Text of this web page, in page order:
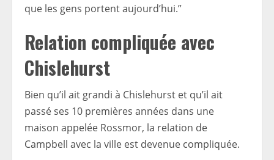
que les gens portent aujourd’hui.”
Relation compliquée avec
Chislehurst
Bien qu’il ait grandi à Chislehurst et qu’il ait
passé ses 10 premières années dans une
maison appelée Rossmor, la relation de
Campbell avec la ville est devenue compliquée.